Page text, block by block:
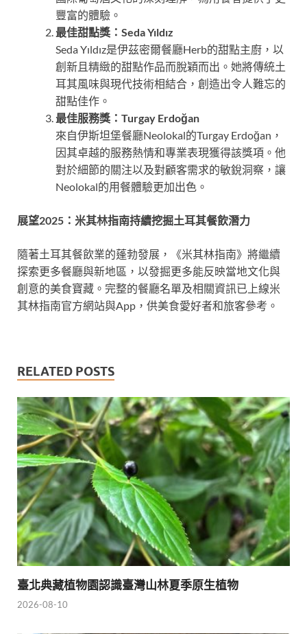
豐富的體驗。
最佳甜點獎：Seda Yıldız
Seda Yıldız是伊茲密爾餐廳Herb的甜點主廚，以
創新且精緻的甜點作品而脫穎而出。她將傳統土
耳其風味與現代技術相結合，創造出令人難忘的
甜點佳作。
最佳服務獎：Turgay Erdoğan
來自伊斯坦堡餐廳Neolokal的Turgay Erdoğan，
因其卓越的服務熱情和專業表現獲得該獎項。他
對於細節的關注以及對顧客需求的敏銳洞察，讓
Neolokal的用餐體驗更加出色。
展望2025：米其林指南持續挖掘土耳其餐飲潛力
隨著土耳其餐飲業的蓬勃發展，《米其林指南》將繼續
探索更多餐廳與新地區，以發掘更多能反映當地文化與
創意的美食寶藏。完整的餐廳名單及相關資訊已上線米
其林指南官方網站與App，供美食愛好者和旅客參考。
RELATED POSTS
臺北典藏植物園認識臺灣山林夏季原生植物
2026-08-10